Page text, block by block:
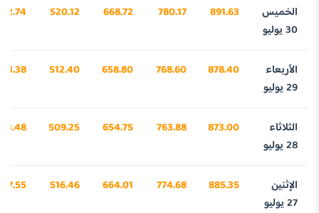
الخميس
30 يوليو
891.63
780.17
668.72
520.12
الأربعاء
29 يوليو
878.40
768.60
658.80
512.40
الثلاثاء
28 يوليو
873.00
763.88
654.75
509.25
الإثنين
27 يوليو
885.35
774.68
664.01
516.46